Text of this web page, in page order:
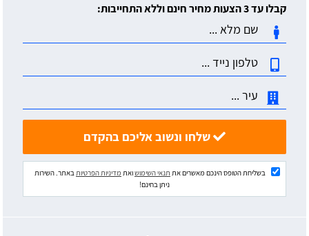
קבלו עד 3 הצעות מחיר חינם וללא התחייבות:
בשליחת הטופס הינכם מאשרים את תנאי השימושואת מדיניות הפרטיותבאתר. השירות
ניתן בחינם!